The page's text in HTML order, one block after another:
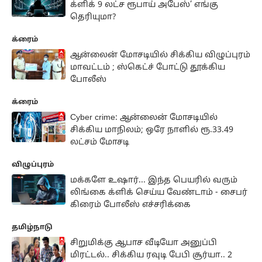
க்ளிக் 9 லட்ச ரூபாய் அபேஸ்’ எங்கு
தெரியுமா?
க்ரைம்
ஆன்லைன் மோசடியில் சிக்கிய விழுப்புரம்
மாவட்டம் ; ஸ்கெட்ச் போட்டு தூக்கிய
போலீஸ்
க்ரைம்
Cyber crime: ஆன்லைன் மோசடியில்
சிக்கிய மாநிலம்; ஒரே நாளில் ரூ.33.49
லட்சம் மோசடி
விழுப்புரம்
மக்களே உஷார்... இந்த பெயரில் வரும்
லிங்கை க்ளிக் செய்ய வேண்டாம் - சைபர்
கிரைம் போலீஸ் எச்சரிக்கை
தமிழ்நாடு
சிறுமிக்கு ஆபாச வீடியோ அனுப்பி
மிரட்டல்.. சிக்கிய ரவுடி பேபி சூர்யா.. 2